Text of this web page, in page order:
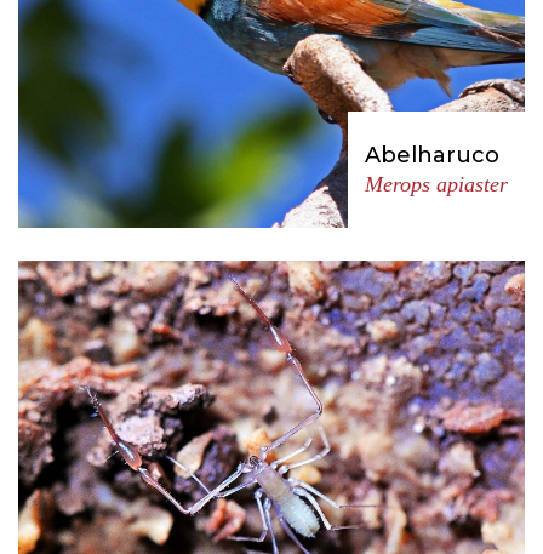
Abelharuco
Merops apiaster